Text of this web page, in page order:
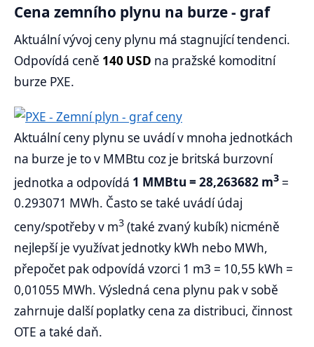
Cena zemního plynu na burze - graf
Aktuální vývoj ceny plynu má stagnující tendenci.
Odpovídá ceně 140 USD na pražské komoditní
burze PXE.
Aktuální ceny plynu se uvádí v mnoha jednotkách
na burze je to v MMBtu coz je britská burzovní
jednotka a odpovídá 1 MMBtu = 28,263682 m3 =
0.293071 MWh. Často se také uvádí údaj
ceny/spotřeby v m3 (také zvaný kubík) nicméně
nejlepší je využívat jednotky kWh nebo MWh,
přepočet pak odpovídá vzorci 1 m3 = 10,55 kWh =
0,01055 MWh. Výsledná cena plynu pak v sobě
zahrnuje další poplatky cena za distribuci, činnost
OTE a také daň.